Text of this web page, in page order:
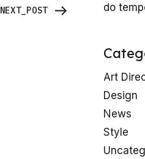
NEXT_POST
do
Art
Design
News
Style